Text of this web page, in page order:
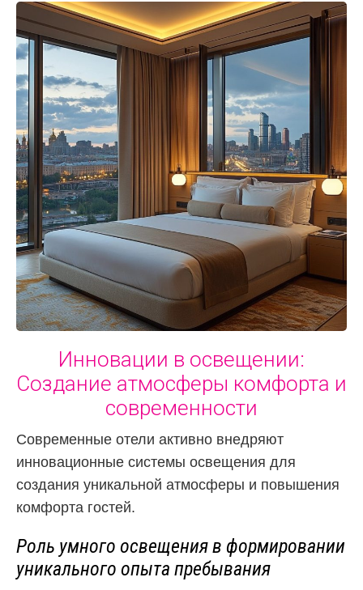
Инновации в освещении:
Создание атмосферы комфорта и
современности
Современные отели активно внедряют
инновационные системы освещения для
создания уникальной атмосферы и повышения
комфорта гостей.
Роль умного освещения в формировании
уникального опыта пребывания